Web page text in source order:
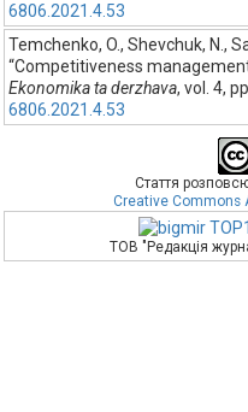
6806.2021.4.53
Temchenko, O., Shevchuk, N.,
“Competitiveness
Ekonomika ta derzhava, vol. 4,
6806.2021.4.53
Стаття
Creative Commons
ТОВ "Редакція